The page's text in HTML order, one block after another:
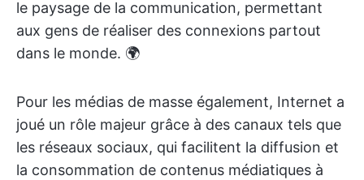
le paysage de la communication, permettant
aux gens de réaliser des connexions partout
dans le monde. 🌍
Pour les médias de masse également, Internet a
joué un rôle majeur grâce à des canaux tels que
les réseaux sociaux, qui facilitent la diffusion et
la consommation de contenus médiatiques à